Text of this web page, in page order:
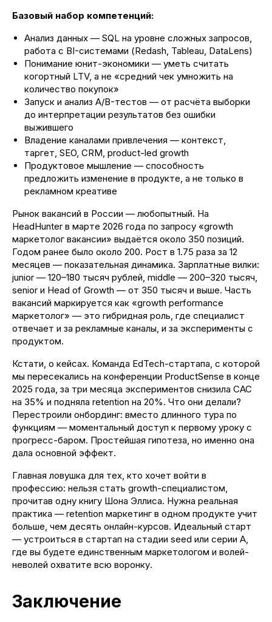
Базовый набор компетенций:
Анализ данных — SQL на уровне сложных запросов,
работа с BI-системами (Redash, Tableau, DataLens)
Понимание юнит-экономики — уметь считать
когортный LTV, а не «средний чек умножить на
количество покупок»
Запуск и анализ A/B-тестов — от расчёта выборки
до интерпретации результатов без ошибки
выжившего
Владение каналами привлечения — контекст,
таргет, SEO, CRM, product-led growth
Продуктовое мышление — способность
предложить изменение в продукте, а не только в
рекламном креативе
Рынок вакансий в России — любопытный. На
HeadHunter в марте 2026 года по запросу «growth
маркетолог вакансии» выдаётся около 350 позиций.
Годом ранее было около 200. Рост в 1.75 раза за 12
месяцев — показательная динамика. Зарплатные вилки:
junior — 120–180 тысяч рублей, middle — 200–320 тысяч,
senior и Head of Growth — от 350 тысяч и выше. Часть
вакансий маркируется как «growth performance
маркетолог» — это гибридная роль, где специалист
отвечает и за рекламные каналы, и за эксперименты с
продуктом.
Кстати, о кейсах. Команда EdTech-стартапа, с которой
мы пересекались на конференции ProductSense в конце
2025 года, за три месяца экспериментов снизила CAC
на 35% и подняла retention на 20%. Что они делали?
Перестроили онбординг: вместо длинного тура по
функциям — моментальный доступ к первому уроку с
прогресс-баром. Простейшая гипотеза, но именно она
дала основной эффект.
Главная ловушка для тех, кто хочет войти в
профессию: нельзя стать growth-специалистом,
прочитав одну книгу Шона Эллиса. Нужна реальная
практика — retention маркетинг в одном продукте учит
больше, чем десять онлайн-курсов. Идеальный старт
— устроиться в стартап на стадии seed или серии A,
где вы будете единственным маркетологом и волей-
неволей охватите всю воронку.
Заключение
Поделиться
Юнакс 2026. Все права защищены
Политика конфиденциальности
Карта сайта
+7 (937) 555-000-4